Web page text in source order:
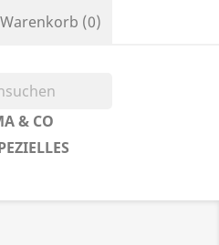
Warenkorb (0)
& CO